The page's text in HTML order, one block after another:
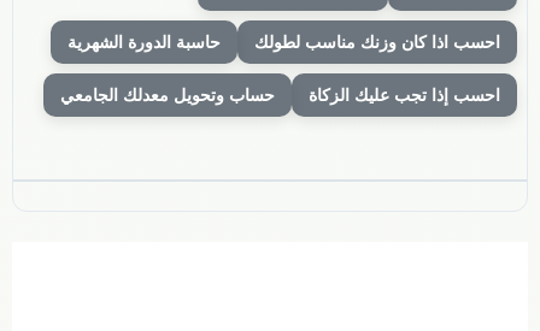
احسب اذا كان وزنك مناسب لطولك حاسبة الدورة الشهرية
احسب إذا تجب عليك الزكاة حساب وتحويل معدلك الجامعي